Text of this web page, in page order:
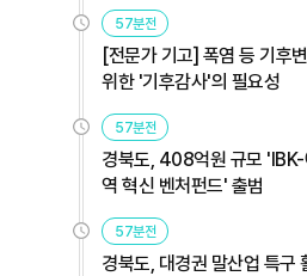
57분전
[전문가 기고] 폭염 등 기후
위한 '기후감사'의 필요성
57분전
경북도, 408억원 규모 'IBK-
역 혁신 벤처펀드' 출범
57분전
경북도, 대경권 말산업 특구